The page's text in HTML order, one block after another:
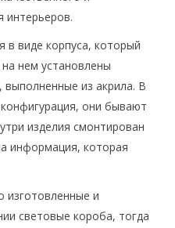
в виде корпуса, который
нем установлены
из акрила. В
они бывают
изделия смонтирован
информация, которая
изготовленные и
световые короба, тогда